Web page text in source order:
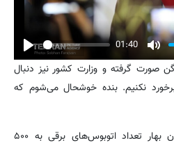
Play
01:40
صورت گرفته و وزارت کشور نیز دنبال
نکنیم. بنده خوشحال می‌شوم که
وی ادامه داد: قرار بود تا پایان بهار تعداد اتوبوس‌های برقی به ۵۰۰